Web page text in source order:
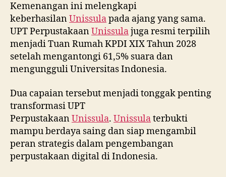
Kemenangan ini melengkapi
keberhasilanUnissulapada ajang yang sama.
UPT PerpustakaanUnissulajuga resmi terpilih
menjadi Tuan Rumah KPDI XIX Tahun 2028
setelah mengantongi 61,5% suara dan
mengungguli Universitas Indonesia.
Dua capaian tersebut menjadi tonggak penting
transformasi UPT
PerpustakaanUnissula. Unissulaterbukti
mampu berdaya saing dan siap mengambil
peran strategis dalam pengembangan
perpustakaan digital di Indonesia.